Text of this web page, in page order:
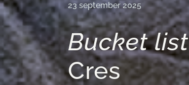
23 september 2025
Bucket list
Cres